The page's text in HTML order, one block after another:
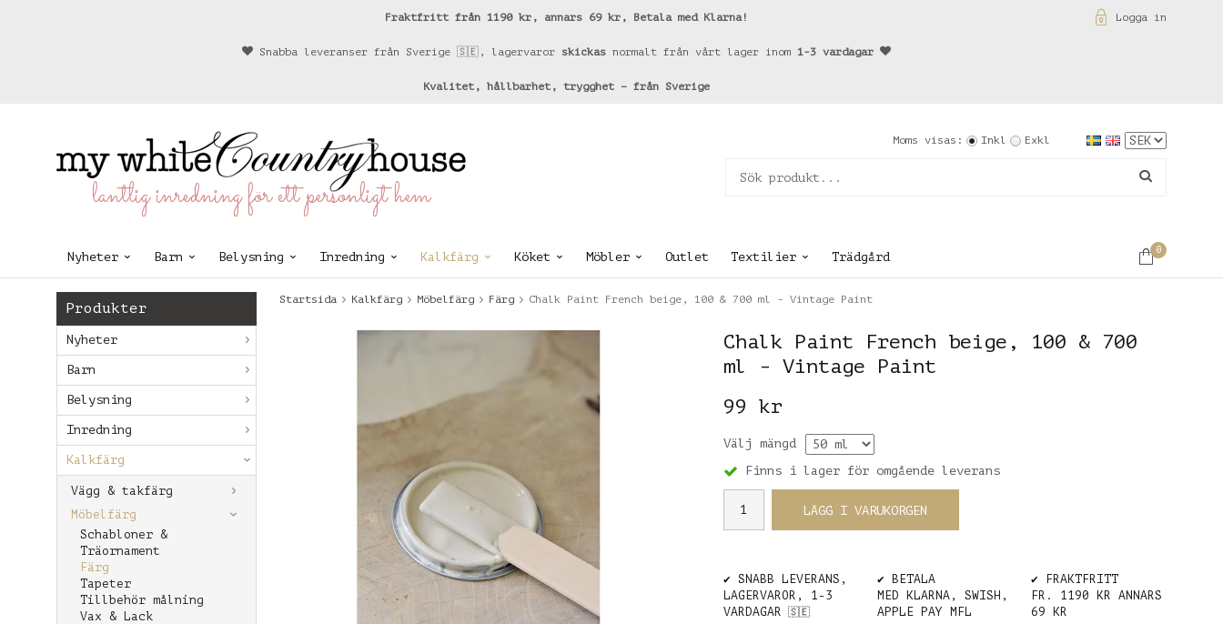
Logga in
Fraktfritt från 1190 kr, annars 69 kr, Betala med Klarna!
Snabba leveranser från Sverige 🇸🇪, lagervaror skickas normalt från vårt lager inom 1-3 vardagar
Kvalitet, hållbarhet, trygghet – från Sverige
lantlig inredning för ett personligt hem
Moms visas: Inkl Exkl
Nyheter Barn Belysning Inredning Kalkfärg Köket Möbler Outlet Textilier Trädgård
0
Produkter
Nyheter
Barn
Belysning
Inredning
Kalkfärg
Vägg & takfärg
Möbelfärg
Schabloner &
Träornament
Färg
Tapeter
Tillbehör målning
Vax & Lack
Startsida Kalkfärg Möbelfärg Färg Chalk Paint French beige, 100 & 700 ml - Vintage Paint
Chalk Paint French beige, 100 & 700
ml - Vintage Paint
99 kr
Välj mängd
Finns i lager för omgående leverans
LÄGG I VARUKORGEN
✔️ SNABB LEVERANS,
LAGERVAROR, 1-3
VARDAGAR
🇸🇪
✔️ BETALA
MED KLARNA, SWISH,
APPLE PAY MFL
✔️ FRAKTFRITT
FR. 1190 KR ANNARS
69 KR